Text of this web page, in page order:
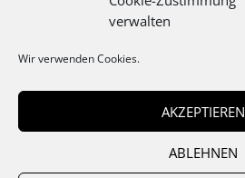
verwalten
Wir verwenden Cookies.
AKZEPTIEREN
ABLEHNEN
Expertise & Technik